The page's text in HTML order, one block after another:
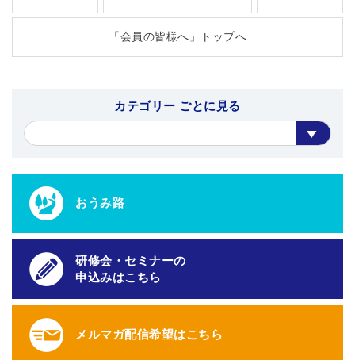
「会員の皆様へ」トップへ
カテゴリー ごとに見る
おうみ路
研修会・セミナーの
申込みはこちら
メルマガ配信希望はこちら